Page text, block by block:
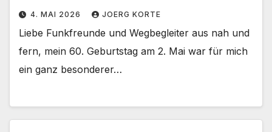
4. MAI 2026 JOERG KORTE
Liebe Funkfreunde und Wegbegleiter aus nah und
fern, mein 60. Geburtstag am 2. Mai war für mich
ein ganz besonderer…